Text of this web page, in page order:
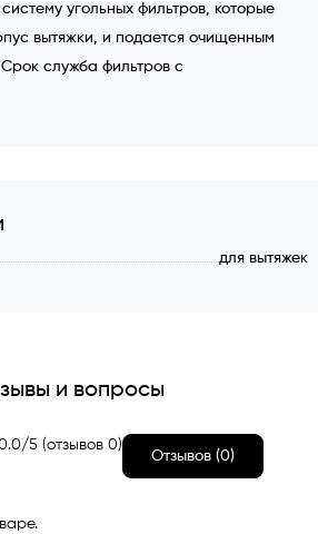
угольных фильтров, которые
вытяжки, и подается очищенным
служба фильтров с
примерно 6 месяцев. По
для вытяжек
и вопросы
5 (отзывов 0)
Отзывов (0)